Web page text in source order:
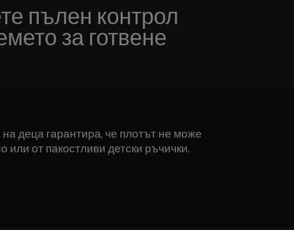
пълен контрол
за готвене
деца гарантира, че плотът не може
от пакостливи детски ръчички.